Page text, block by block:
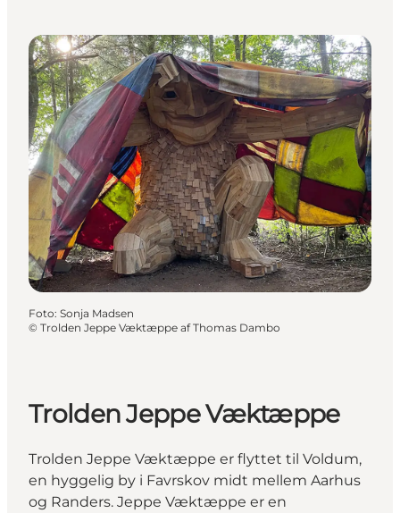
Foto: Sonja Madsen
© Trolden Jeppe Væktæppe af Thomas Dambo
Trolden Jeppe Væktæppe
Trolden Jeppe Væktæppe er flyttet til Voldum,
en hyggelig by i Favrskov midt mellem Aarhus
og Randers. Jeppe Væktæppe er en